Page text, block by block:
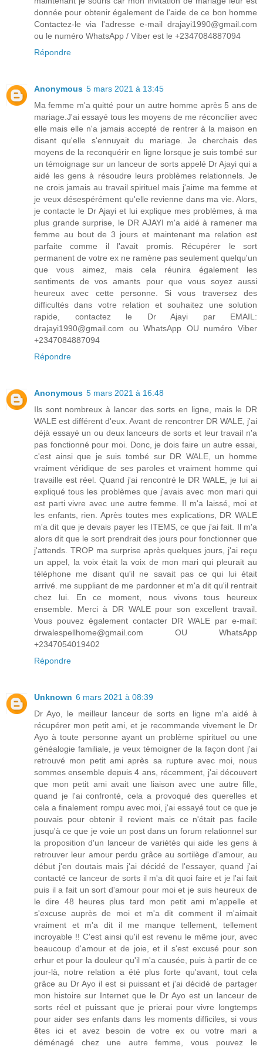
donnée pour obtenir également de l'aide de ce bon homme
Contactez-le via l'adresse e-mail drajayi1990@gmail.com
ou le numéro WhatsApp / Viber est le +2347084887094
Répondre
Anonymous 5 mars 2021 à 13:45
Ma femme m'a quitté pour un autre homme après 5 ans de
mariage.J'ai essayé tous les moyens de me réconcilier avec
elle mais elle n'a jamais accepté de rentrer à la maison en
disant qu'elle s'ennuyait du mariage. Je cherchais des
moyens de la reconquérir en ligne lorsque je suis tombé sur
un témoignage sur un lanceur de sorts appelé Dr Ajayi qui a
aidé les gens à résoudre leurs problèmes relationnels. Je
ne crois jamais au travail spirituel mais j'aime ma femme et
je veux désespérément qu'elle revienne dans ma vie. Alors,
je contacte le Dr Ajayi et lui explique mes problèmes, à ma
plus grande surprise, le DR AJAYI m'a aidé à ramener ma
femme au bout de 3 jours et maintenant ma relation est
parfaite comme il l'avait promis. Récupérer le sort
permanent de votre ex ne ramène pas seulement quelqu'un
que vous aimez, mais cela réunira également les
sentiments de vos amants pour que vous soyez aussi
heureux avec cette personne. Si vous traversez des
difficultés dans votre relation et souhaitez une solution
rapide, contactez le Dr Ajayi par EMAIL:
drajayi1990@gmail.com ou WhatsApp OU numéro Viber
+2347084887094
Répondre
Anonymous 5 mars 2021 à 16:48
Ils sont nombreux à lancer des sorts en ligne, mais le DR
WALE est différent d'eux. Avant de rencontrer DR WALE, j'ai
déjà essayé un ou deux lanceurs de sorts et leur travail n'a
pas fonctionné pour moi. Donc, je dois faire un autre essai,
c'est ainsi que je suis tombé sur DR WALE, un homme
vraiment véridique de ses paroles et vraiment homme qui
travaille est réel. Quand j'ai rencontré le DR WALE, je lui ai
expliqué tous les problèmes que j'avais avec mon mari qui
est parti vivre avec une autre femme. Il m'a laissé, moi et
les enfants, rien. Après toutes mes explications, DR WALE
m'a dit que je devais payer les ITEMS, ce que j'ai fait. Il m'a
alors dit que le sort prendrait des jours pour fonctionner que
j'attends. TROP ma surprise après quelques jours, j'ai reçu
un appel, la voix était la voix de mon mari qui pleurait au
téléphone me disant qu'il ne savait pas ce qui lui était
arrivé. me suppliant de me pardonner et m'a dit qu'il rentrait
chez lui. En ce moment, nous vivons tous heureux
ensemble. Merci à DR WALE pour son excellent travail.
Vous pouvez également contacter DR WALE par e-mail:
drwalespellhome@gmail.com OU WhatsApp
+2347054019402
Répondre
Unknown 6 mars 2021 à 08:39
Dr Ayo, le meilleur lanceur de sorts en ligne m'a aidé à
récupérer mon petit ami, et je recommande vivement le Dr
Ayo à toute personne ayant un problème spirituel ou une
généalogie familiale, je veux témoigner de la façon dont j'ai
retrouvé mon petit ami après sa rupture avec moi, nous
sommes ensemble depuis 4 ans, récemment, j'ai découvert
que mon petit ami avait une liaison avec une autre fille,
quand je l'ai confronté, cela a provoqué des querelles et
cela a finalement rompu avec moi, j'ai essayé tout ce que je
pouvais pour obtenir il revient mais ce n'était pas facile
jusqu'à ce que je voie un post dans un forum relationnel sur
la proposition d'un lanceur de variétés qui aide les gens à
retrouver leur amour perdu grâce au sortilège d'amour, au
début j'en doutais mais j'ai décidé de l'essayer, quand j'ai
contacté ce lanceur de sorts il m'a dit quoi faire et je l'ai fait
puis il a fait un sort d'amour pour moi et je suis heureux de
le dire 48 heures plus tard mon petit ami m'appelle et
s'excuse auprès de moi et m'a dit comment il m'aimait
vraiment et m'a dit il me manque tellement, tellement
incroyable !! C'est ainsi qu'il est revenu le même jour, avec
beaucoup d'amour et de joie, et il s'est excusé pour son
erhur et pour la douleur qu'il m'a causée, puis à partir de ce
jour-là, notre relation a été plus forte qu'avant, tout cela
grâce au Dr Ayo il est si puissant et j'ai décidé de partager
mon histoire sur Internet que le Dr Ayo est un lanceur de
sorts réel et puissant que je prierai pour vivre longtemps
pour aider ses enfants dans les moments difficiles, si vous
êtes ici et avez besoin de votre ex ou votre mari a
déménagé chez une autre femme, vous pouvez le